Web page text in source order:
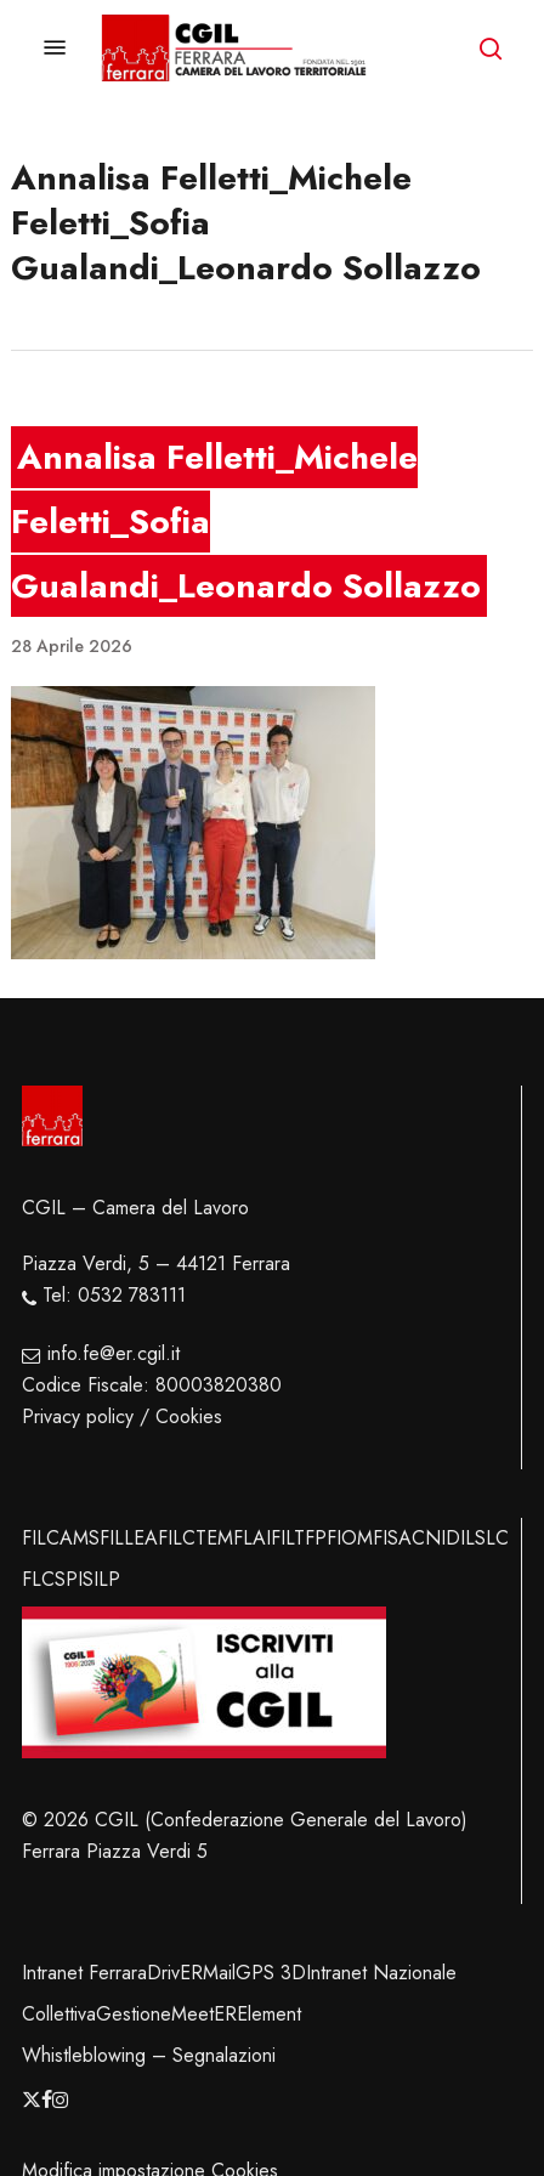
Menu
Annalisa Felletti_Michele
Feletti_Sofia
Gualandi_Leonardo Sollazzo
Annalisa Felletti_Michele
Feletti_Sofia
Gualandi_Leonardo Sollazzo
28 Aprile 2026
CGIL – Camera del Lavoro
Piazza Verdi, 5 – 44121 Ferrara
Tel: 0532 783111
info.fe@er.cgil.it
Codice Fiscale: 80003820380
Privacy policy / Cookies
FILCAMSFILLEAFILCTEMFLAIFILTFPFIOMFISACNIDILSLC
FLCSPISILP
© 2026 CGIL (Confederazione Generale del Lavoro)
Ferrara Piazza Verdi 5
Intranet FerraraDrivERMailGPS 3DIntranet Nazionale
CollettivaGestioneMeetERElement
Whistleblowing – Segnalazioni
x- facebook
instagram
Modifica impostazione Cookies